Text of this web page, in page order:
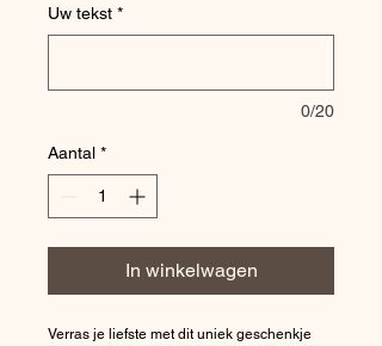
Uw tekst *
0/20
Aantal *
In winkelwagen
Verras je liefste met dit uniek geschenkje